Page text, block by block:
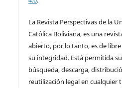
La Revista Perspectivas de la
Católica Boliviana, es una
abierto, por lo tanto, es de libre
su integridad. Está permitida
búsqueda, descarga,
reutilización legal en cualquier